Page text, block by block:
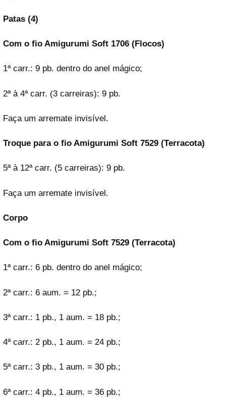
Patas (4)
Com o fio Amigurumi Soft 1706 (Flocos)
1ª carr.: 9 pb. dentro do anel mágico;
2ª à 4ª carr. (3 carreiras): 9 pb.
Faça um arremate invisível.
Troque para o fio Amigurumi Soft 7529 (Terracota)
5ª à 12ª carr. (5 carreiras): 9 pb.
Faça um arremate invisível.
Corpo
Com o fio Amigurumi Soft 7529 (Terracota)
1ª carr.: 6 pb. dentro do anel mágico;
2ª carr.: 6 aum. = 12 pb.;
3ª carr.: 1 pb., 1 aum. = 18 pb.;
4ª carr.: 2 pb., 1 aum. = 24 pb.;
5ª carr.: 3 pb., 1 aum. = 30 pb.;
6ª carr.: 4 pb., 1 aum. = 36 pb.;